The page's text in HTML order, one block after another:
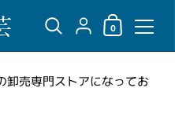
{"title"=>"アカウン
ショッピング
0
卸売専門ストアになってお